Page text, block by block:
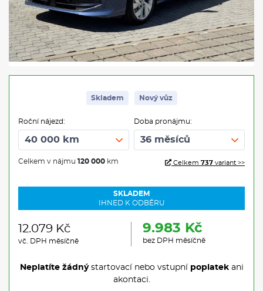
Skladem Nový vůz
Roční nájezd:
Celkem v nájmu 120 000 km
Doba pronájmu:
Celkem 737 variant >>
SKLADEM
IHNED K ODBĚRU
12.079 Kč
vč. DPH měsíčně
9.983 Kč
bez DPH měsíčně
Neplatíte žádnýstartovací nebo vstupní poplatekani
akontaci.